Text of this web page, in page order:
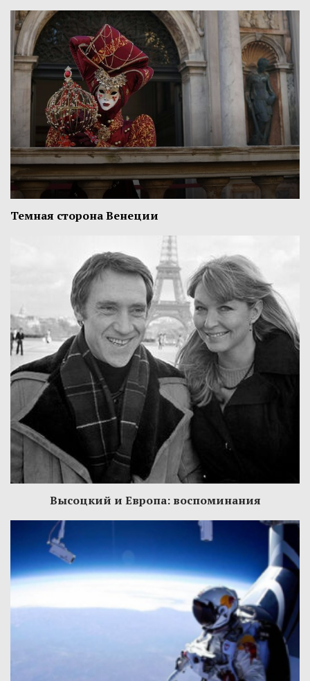
Темная сторона Венеции
Высоцкий и Европа: воспоминания